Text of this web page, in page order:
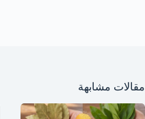
مقالات مشابهة